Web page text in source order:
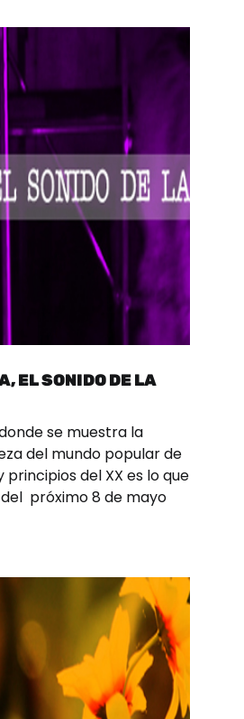
EL SONIDO DE LA
se muestra la
del mundo popular de
principios del XX es lo que
próximo 8 de mayo